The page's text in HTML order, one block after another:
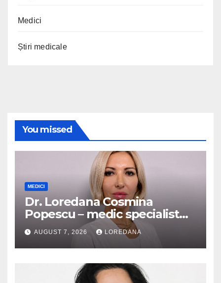
Medici
Știri medicale
You missed
MEDICI
Dr. Loredana Cosmina
Popescu – medic specialist
dermatologie
AUGUST 7, 2026 LOREDANA